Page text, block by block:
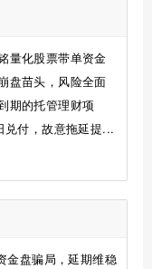
量化股票带单资金
盘苗头，风险全面
期的托管理财项
兑付，故意拖延提...
金盘骗局，延期维稳